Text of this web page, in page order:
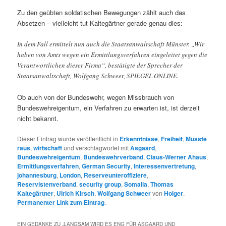
Zu den geübten soldatischen Bewegungen zählt auch das
Absetzen – vielleicht tut Kaltegärtner gerade genau dies:
In dem Fall ermittelt nun auch die Staatsanwaltschaft Münster. „Wir
haben von Amts wegen ein Ermittlungsverfahren eingeleitet gegen die
Verantwortlichen dieser Firma“, bestätigte der Sprecher der
Staatsanwaltschaft, Wolfgang Schweer, SPIEGEL ONLINE.
Ob auch von der Bundeswehr, wegen Missbrauch von
Bundeswehreigentum, ein Verfahren zu erwarten ist, ist derzeit
nicht bekannt.
Dieser Eintrag wurde veröffentlicht in Erkenntnisse,Freiheit,Musste
raus,wirtschaftund verschlagwortet mitAsgaard,
Bundeswehreigentum, Bundeswehrverband,Claus-Werner Ahaus,
Ermittlungsverfahren,German Security,Interessenvertretung,
johannesburg, London, Reserveunteroffiziere,
Reservistenverband,security group,Somalia,Thomas
Kaltegärtner, Ulrich Kirsch,Wolfgang SchweervonHolger.
Permanenter Link zum Eintrag.
EIN GEDANKE ZU „LANGSAM WIRD ES ENG FÜR ASGAARD UND